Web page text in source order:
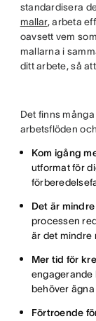
standardisera
mallar, arbeta
oavsett vem
mallarna i
ditt arbete, så
Det finns
arbetsflöden
Kom igång
utformat för
Det är
processen
är det mindre
Mer tid för
engagerande
behöver
Förtroende